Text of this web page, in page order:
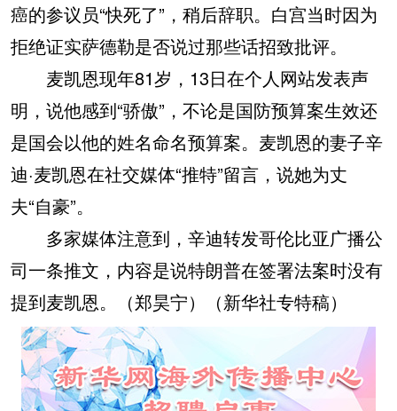
癌的参议员“快死了”，稍后辞职。白宫当时因为
拒绝证实萨德勒是否说过那些话招致批评。
麦凯恩现年81岁，13日在个人网站发表声
明，说他感到“骄傲”，不论是国防预算案生效还
是国会以他的姓名命名预算案。麦凯恩的妻子辛
迪·麦凯恩在社交媒体“推特”留言，说她为丈
夫“自豪”。
多家媒体注意到，辛迪转发哥伦比亚广播公
司一条推文，内容是说特朗普在签署法案时没有
提到麦凯恩。（郑昊宁）（新华社专特稿）